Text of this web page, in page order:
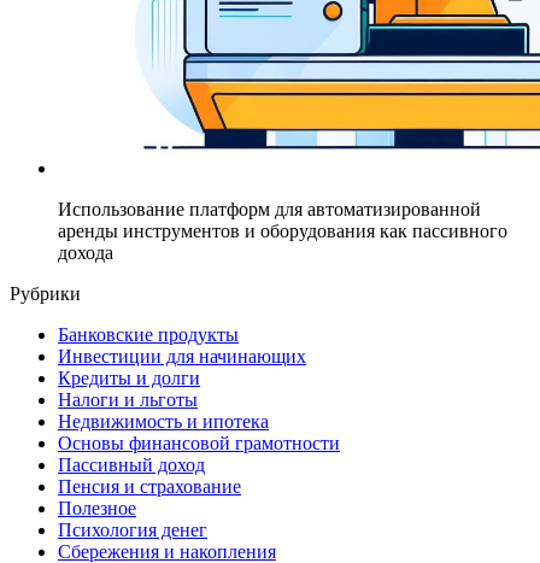
Использование платформ для автоматизированной
аренды инструментов и оборудования как пассивного
дохода
Рубрики
Банковские продукты
Инвестиции для начинающих
Кредиты и долги
Налоги и льготы
Недвижимость и ипотека
Основы финансовой грамотности
Пассивный доход
Пенсия и страхование
Полезное
Психология денег
Сбережения и накопления